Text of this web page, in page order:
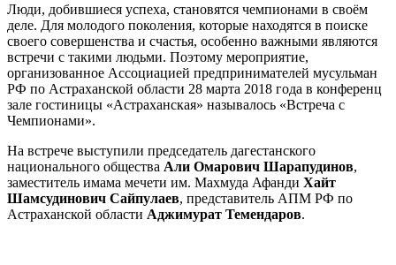
Люди, добившиеся успеха, становятся чемпионами в своём
деле. Для молодого поколения, которые находятся в поиске
своего совершенства и счастья, особенно важными являются
встречи с такими людьми. Поэтому мероприятие,
организованное Ассоциацией предпринимателей мусульман
РФ по Астраханской области 28 марта 2018 года в конференц
зале гостиницы «Астраханская» называлось «Встреча с
Чемпионами».
На встрече выступили председатель дагестанского
национального общества Али Омарович Шарапудинов,
заместитель имама мечети им. Махмуда Афанди Хайт
Шамсудинович Сайпулаев, представитель АПМ РФ по
Астраханской области Аджимурат Темендаров.